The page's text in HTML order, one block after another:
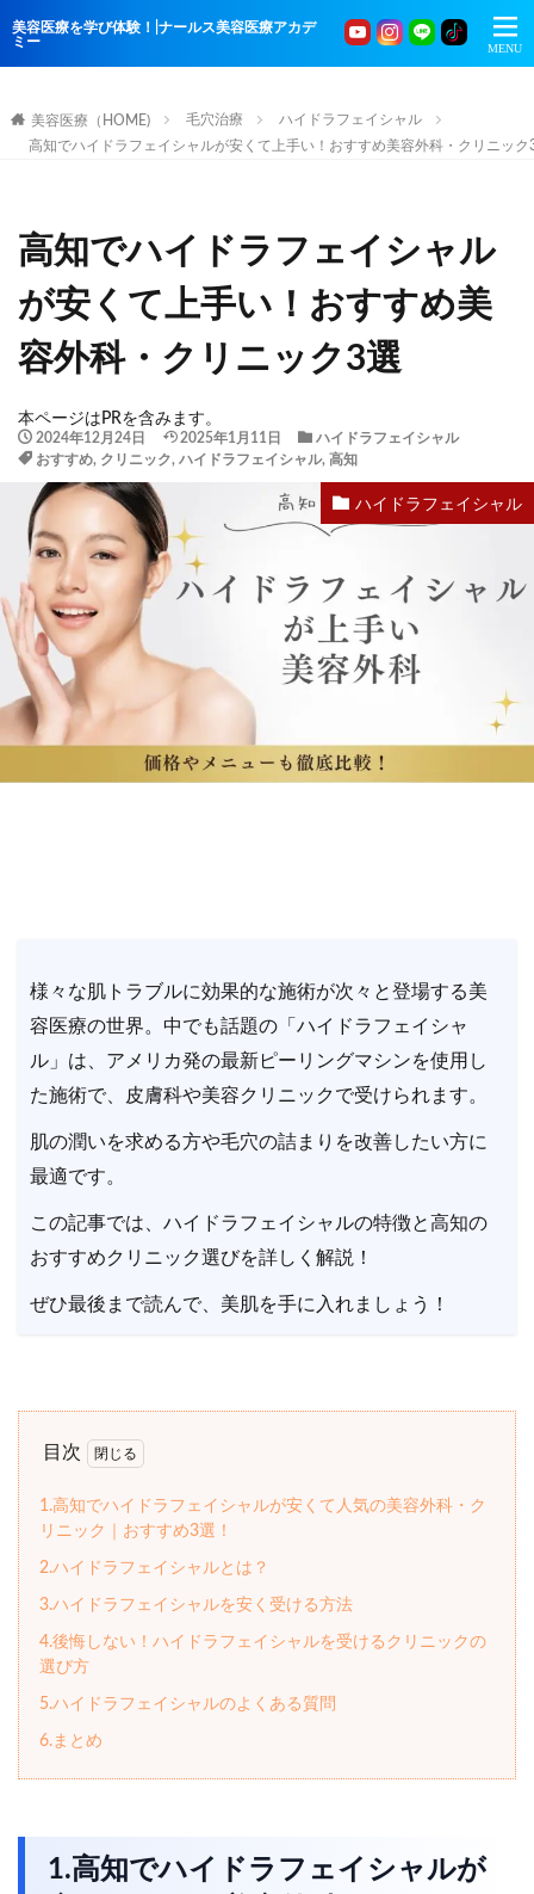
美容医療を学び体験！|ナールス美容医療アカデ
ミー
美容医療（HOME) 毛穴治療
ハイドラフェイシャル
高知でハイドラフェイシャルが安くて上手い！おすすめ美容外科・クリニック
高知でハイドラフェイシャル
が安くて上手い！おすすめ美
容外科・クリニック3選
本ページはPRを含みます。
2024年12月24日 2025年1月11日
ハイドラフェイシャル
おすすめ, クリニック, ハイドラフェイシャル, 高知
ハイドラフェイシャル
様々な肌トラブルに効果的な施術が次々と登場する美
容医療の世界。中でも話題の「ハイドラフェイシャ
ル」は、アメリカ発の最新ピーリングマシンを使用し
た施術で、皮膚科や美容クリニックで受けられます。
肌の潤いを求める方や毛穴の詰まりを改善したい方に
最適です。
この記事では、ハイドラフェイシャルの特徴と高知の
おすすめクリニック選びを詳しく解説！
ぜひ最後まで読んで、美肌を手に入れましょう！
目次
1.高知でハイドラフェイシャルが安くて人気の美容外科・ク
リニック｜おすすめ3選！
2.ハイドラフェイシャルとは？
3.ハイドラフェイシャルを安く受ける方法
4.後悔しない！ハイドラフェイシャルを受けるクリニックの
選び方
5.ハイドラフェイシャルのよくある質問
6.まとめ
1.高知でハイドラフェイシャルが